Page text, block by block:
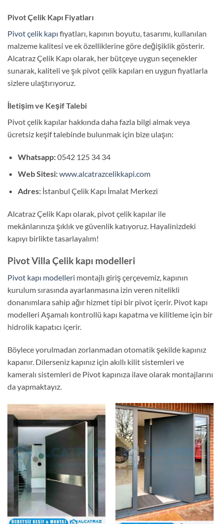
Pivot Çelik Kapı Fiyatları
Pivot çelik kapı fiyatları, kapının boyutu, tasarımı, kullanılan
malzeme kalitesi ve ek özelliklerine göre değişiklik gösterir.
Alcatraz Çelik Kapı olarak, her bütçeye uygun seçenekler
sunarak, kaliteli ve şık pivot çelik kapıları en uygun fiyatlarla
sizlere ulaştırıyoruz.
İletişim ve Keşif Talebi
Pivot çelik kapılar hakkında daha fazla bilgi almak veya
ücretsiz keşif talebinde bulunmak için bize ulaşın:
Whatsapp:0542 125 34 34
Web Sitesi:www.alcatrazcelikkapi.com
Adres:İstanbul Çelik Kapı İmalat Merkezi
Alcatraz Çelik Kapı olarak, pivot çelik kapılar ile
mekânlarınıza şıklık ve güvenlik katıyoruz. Hayalinizdeki
kapıyı birlikte tasarlayalım!
Pivot Villa Çelik kapı modelleri
Pivot kapı modelleri montajlı giriş çerçevemiz, kapının
kurulum sırasında ayarlanmasına izin veren nitelikli
donanımlara sahip ağır hizmet tipi bir pivot içerir. Pivot kapı
modelleri Aşamalı kontrollü kapı kapatma ve kilitleme için bir
hidrolik kapatıcı içerir.
Böylece yorulmadan zorlanmadan otomatik şekilde kapınız
kapanır. Dilerseniz kapınız için akıllı kilit sistemleri ve
kameralı sistemleri de Pivot kapınıza ilave olarak montajlarını
da yapmaktayız.